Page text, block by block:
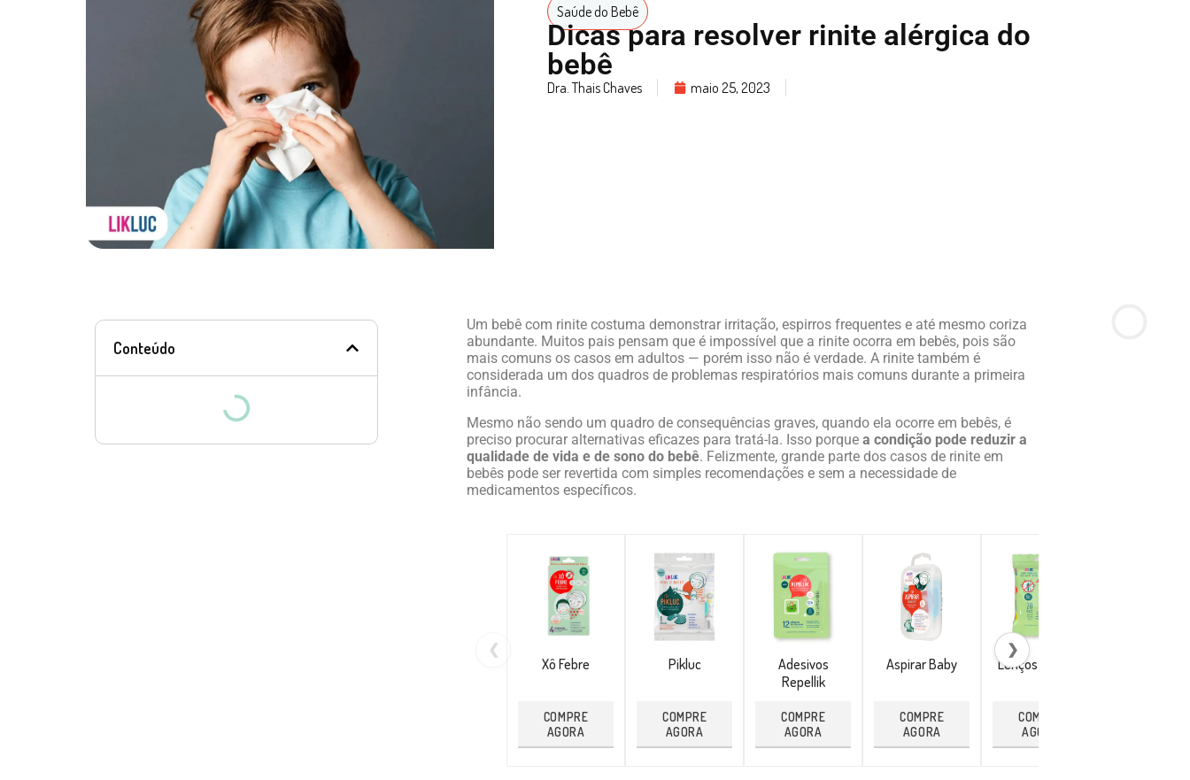
Saúde do Bebê
Dicas para resolver rinite alérgica do
bebê
Dra. Thais Chaves maio 25, 2023
Conteúdo
Um bebê com rinite costuma demonstrar irritação, espirros frequentes e até mesmo coriza
abundante. Muitos pais pensam que é impossível que a rinite ocorra em bebês, pois são
mais comuns os casos em adultos — porém isso não é verdade. A rinite também é
considerada um dos quadros de problemas respiratórios mais comuns durante a primeira
infância.
Mesmo não sendo um quadro de consequências graves, quando ela ocorre em bebês, é
preciso procurar alternativas eficazes para tratá-la. Isso porque a condição pode reduzir a
qualidade de vida e de sono do bebê. Felizmente, grande parte dos casos de rinite em
bebês pode ser revertida com simples recomendações e sem a necessidade de
medicamentos específicos.
❮
Xô Febre
COMPRE
AGORA
Pikluc
COMPRE
AGORA
Adesivos
Repellik
COMPRE
AGORA
Aspirar Baby
COMPRE
AGORA
Lenços Repellik
COMPRE
AGORA
❯